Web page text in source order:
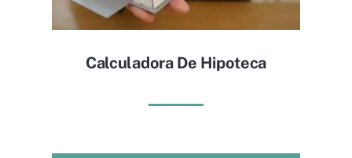
Calculadora De Hipoteca